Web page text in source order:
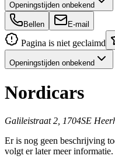
Openingstijden onbekend
Bellen E-mail
Pagina is niet geclaimd
Openingstijden onbekend
Nordicars
Galileistraat 2, 1704SE
Er is nog geen beschrijving
volgt er later meer informatie.